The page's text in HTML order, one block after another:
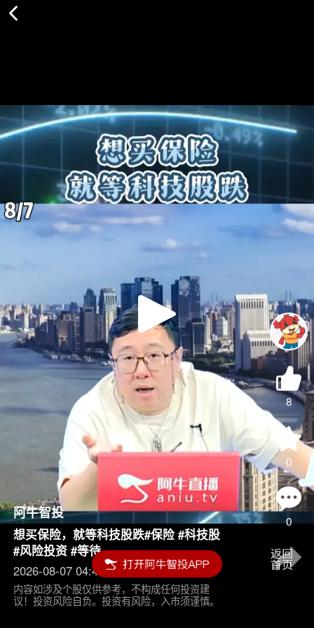
Play
Video
8
0
0
阿牛智投
想买保险，就等科技股跌#保险 #科技股
#风险投资 #等待
2026-08-07 04:45
内容如涉及个股仅供参考，不构成任何投资建
议！投资风险自负。投资有风险，入市须谨慎。